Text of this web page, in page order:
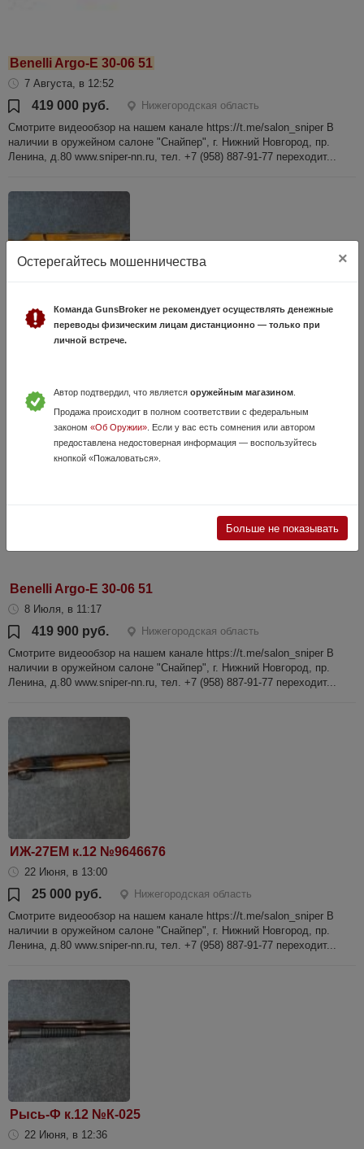
Benelli Argo-E 30-06 51
7 Августа, в 12:52
419 000 руб.
Нижегородская область
Смотрите видеообзор на нашем канале https://t.me/salon_sniper В
наличии в оружейном салоне "Снайпер", г. Нижний Новгород, пр.
Ленина, д.80 www.sniper-nn.ru, тел. +7 (958) 887-91-77 переходит...
ТОЗ-78-01 к.22 №9307388
8 Июля, в 13:52
Смотрите видеообзор на нашем канале https://t.me/salon_sniper В
наличии в оружейном салоне "Снайпер", г. Нижний Новгород, пр.
Ленина, д.80 www.sniper-nn.ru, тел. +7 (958) 887-91-77 переходит...
Benelli Argo-E 30-06 51
8 Июля, в 11:17
419 900 руб.
Нижегородская область
Смотрите видеообзор на нашем канале https://t.me/salon_sniper В
наличии в оружейном салоне "Снайпер", г. Нижний Новгород, пр.
Ленина, д.80 www.sniper-nn.ru, тел. +7 (958) 887-91-77 переходит...
ИЖ-27ЕМ к.12 №9646676
22 Июня, в 13:00
25 000 руб.
Нижегородская область
Смотрите видеообзор на нашем канале https://t.me/salon_sniper В
наличии в оружейном салоне "Снайпер", г. Нижний Новгород, пр.
Ленина, д.80 www.sniper-nn.ru, тел. +7 (958) 887-91-77 переходит...
Рысь-Ф к.12 №К-025
22 Июня, в 12:36
Остерегайтесь мошенничества ×
Команда GunsBroker не рекомендует осуществлять денежные
переводы физическим лицам дистанционно — только при
личной встрече.
Автор подтвердил, что является оружейным магазином.
Продажа происходит в полном соответствии с федеральным
законом «Об Оружии». Если у вас есть сомнения или автором
предоставлена недостоверная информация — воспользуйтесь
кнопкой «Пожаловаться».
Больше не показывать